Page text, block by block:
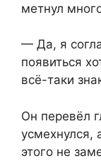
метнул
— Да, я
появиться
всё-таки
Он перевёл
усмехнулся,
этого не